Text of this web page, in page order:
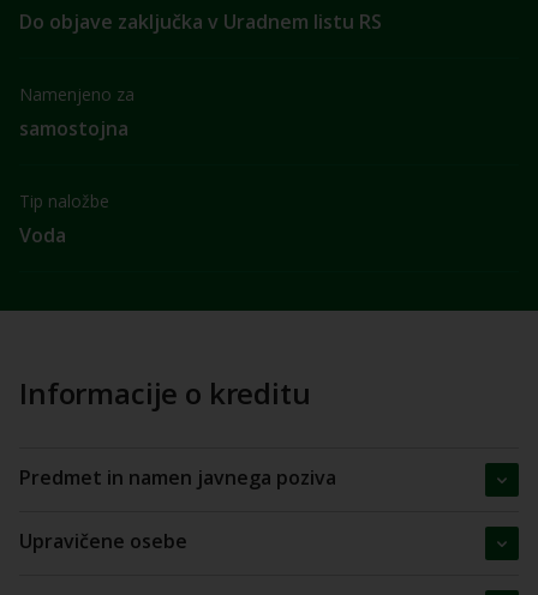
Do objave zaključka v Uradnem listu RS
Namenjeno za
samostojna
Tip naložbe
Voda
Informacije o kreditu
Predmet in namen javnega poziva
Upravičene osebe